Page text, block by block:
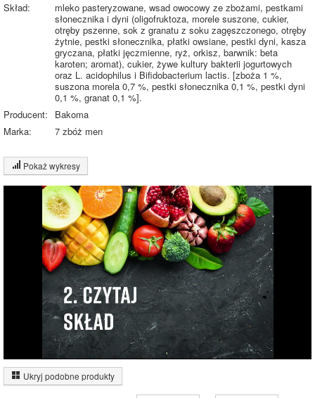
Skład:
mleko pasteryzowane, wsad owocowy ze zbożami, pestkami
słonecznika i dyni (oligofruktoza, morele suszone, cukier,
otręby pszenne, sok z granatu z soku zagęszczonego, otręby
żytnie, pestki słonecznika, płatki owsiane, pestki dyni, kasza
gryczana, płatki jęczmienne, ryż, orkisz, barwnik: beta
karoten; aromat), cukier, żywe kultury bakterii jogurtowych
oraz L. acidophilus i Bifidobacterium lactis. [zboża 1 %,
suszona morela 0,7 %, pestki słonecznika 0,1 %, pestki dyni
0,1 %, granat 0,1 %].
Producent:
Bakoma
Marka:
7 zbóż men
Pokaż wykresy
Wykres składu produktu
Białko (3%)
Tłuszcz (2%)
Węglowodany
(11%)
Pozostałe (85%)
Wykres źródeł energii produktu
tłuszczów (21%)
16%
Inne ważenia tego produktu:
Ukryj podobne produkty